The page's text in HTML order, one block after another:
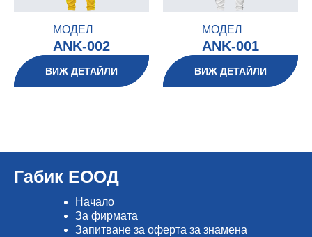
МОДЕЛ
ANK-002
ВИЖ ДЕТАЙЛИ
МОДЕЛ
ANK-001
ВИЖ ДЕТАЙЛИ
Габик ЕООД
Начало
Зa фирмата
Запитване за оферта за знамена